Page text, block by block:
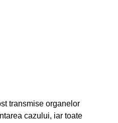
transmise organelor
cazului, iar toate